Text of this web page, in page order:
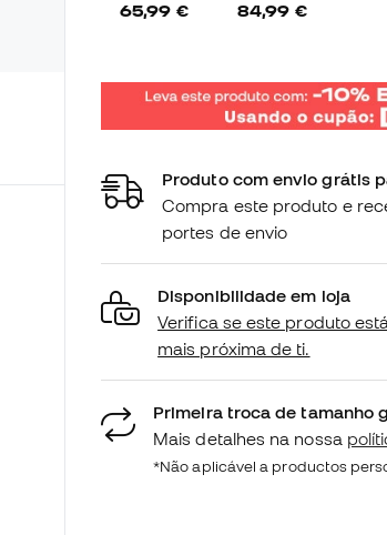
65,99 € 84,99 €
Produto com envio grátis
Compra este produto e
portes de envio
Disponibilidade em loja
Verifica se este produto
mais próxima de ti.
Primeira troca de tamanho
Mais detalhes na nossa
*Não aplicável a productos